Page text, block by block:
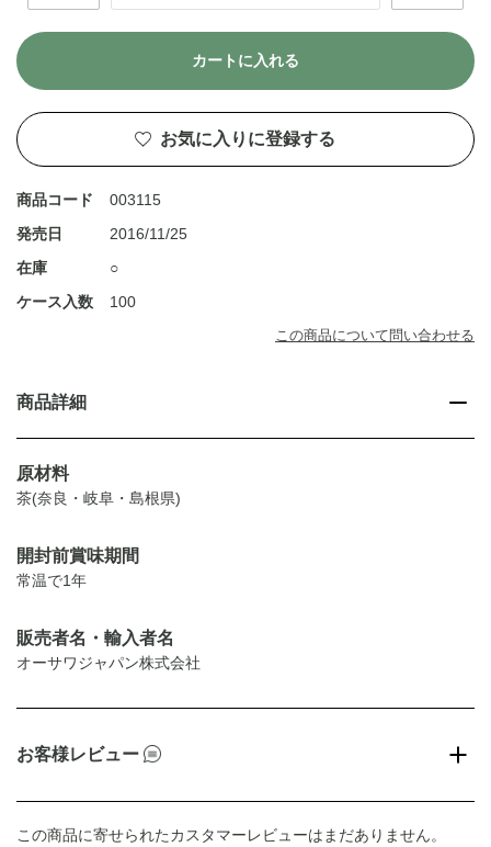
カートに入れる
お気に入りに登録する
商品コード
003115
発売日
2016/11/25
在庫
○
ケース入数
100
この商品について問い合わせる
商品詳細
原材料
茶(奈良・岐阜・島根県)
開封前賞味期間
常温で1年
販売者名・輸入者名
オーサワジャパン株式会社
お客様レビュー
この商品に寄せられたカスタマーレビューはまだありません。